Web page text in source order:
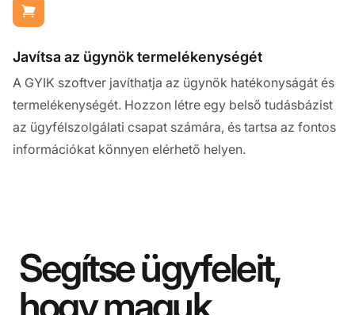
Javítsa az ügynök termelékenységét
A GYIK szoftver javíthatja az ügynök hatékonyságát és
termelékenységét. Hozzon létre egy belső tudásbázist
az ügyfélszolgálati csapat számára, és tartsa az fontos
információkat könnyen elérhető helyen.
Segítse ügyfeleit,
hogy maguk